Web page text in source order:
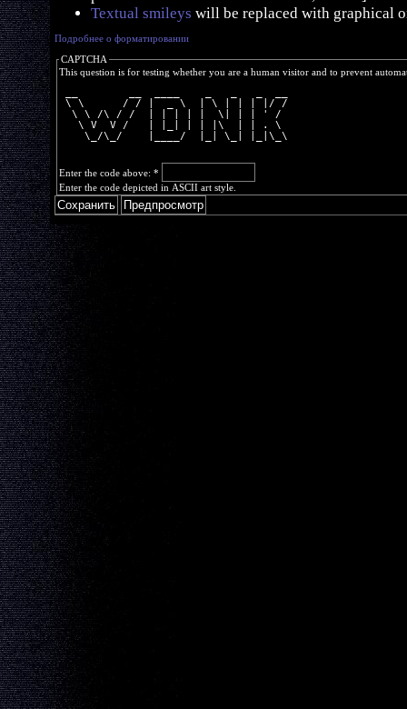
Textual smileys will be replaced with graphical
Подробнее о форматировании
CAPTCHA
This question is for testing whether you are a human visitor and to prevent
\ \      / / |  _ \  | \ | | | |/ /
  \ \ /\ / /  | | | | |  \| | | ' /
   \ V  V /   | |_| | | |\  | | . \
    \_/\_/    |____/  |_| \_| |_|\_\
Enter the code above: *
Enter the code depicted in ASCII art style.